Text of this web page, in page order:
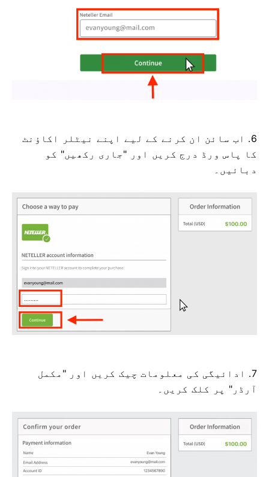
6. اب سائن ان کرنے کے لیے اپنے نیٹلر اکاؤنٹ
کا پاس ورڈ درج کریں اور "جاری رکھیں" کو
دبائیں۔
7. ادائیگی کی معلومات چیک کریں اور "مکمل
آرڈر" پر کلک کریں۔